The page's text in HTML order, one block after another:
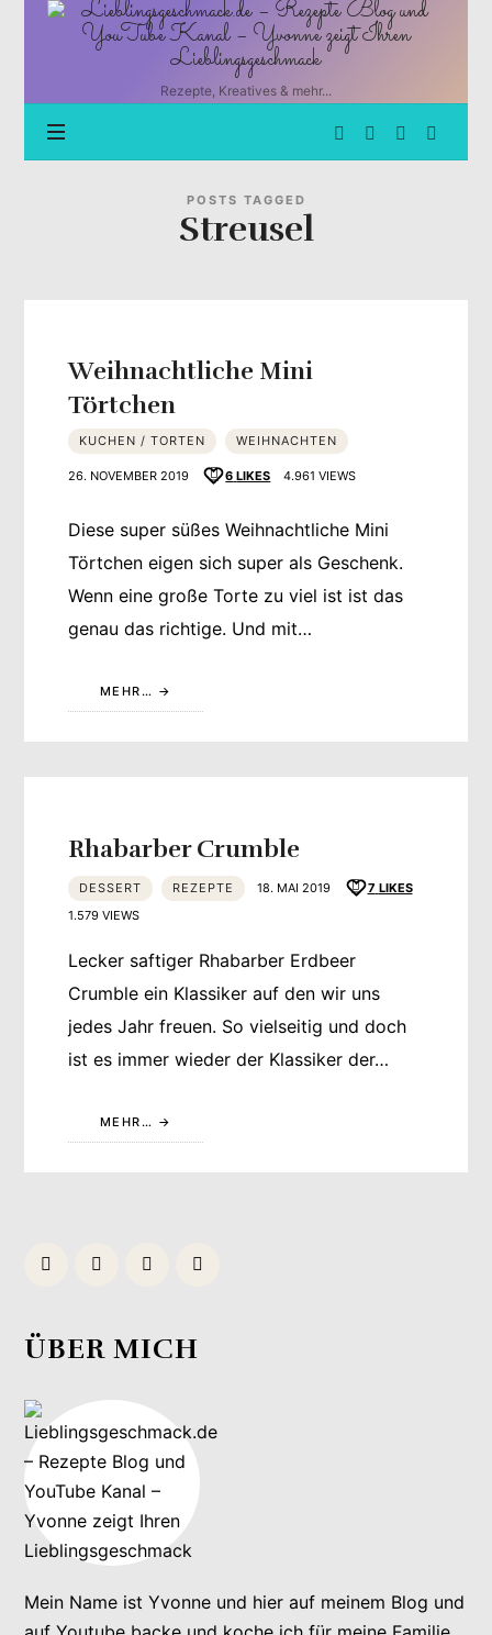
Lieblingsgeschmack.de
Rezepte
und
YouTube
Kanal
Rezepte, Kreatives & mehr...
POSTS TAGGED
Streusel
Weihnachtliche Mini
Törtchen
KUCHEN / TORTEN WEIHNACHTEN
26. NOVEMBER 2019 6 LIKES 4.961 VIEWS
Diese super süßes Weihnachtliche Mini
Törtchen eigen sich super als Geschenk.
Wenn eine große Torte zu viel ist ist das
genau das richtige. Und mit…
MEHR…
Rhabarber Crumble
DESSERT REZEPTE 18. MAI 2019 7 LIKES
1.579 VIEWS
Lecker saftiger Rhabarber Erdbeer
Crumble ein Klassiker auf den wir uns
jedes Jahr freuen. So vielseitig und doch
ist es immer wieder der Klassiker der…
MEHR…
ÜBER MICH
Mein Name ist Yvonne und hier auf meinem Blog und